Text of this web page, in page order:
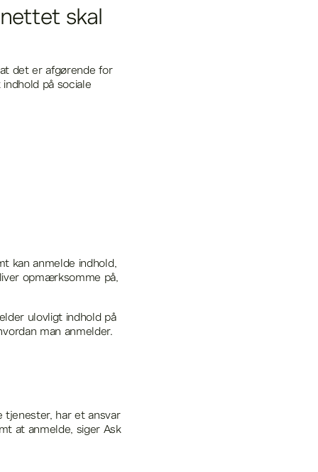
skal
det er afgørende for
på sociale
kan anmelde indhold,
opmærksomme på,
ulovligt indhold på
man anmelder.
tjenester, har et ansvar
at anmelde, siger Ask